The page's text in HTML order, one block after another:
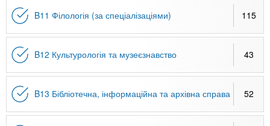
B11 Філологія (за спеціалізаціями) 115
B12 Культурологія та музеєзнавство 43
B13 Бібліотечна, інформаційна та архівна справа 52